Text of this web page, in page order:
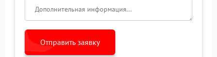
Отправить заявку